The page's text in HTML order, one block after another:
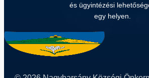
és ügyintézési
egy helyen.